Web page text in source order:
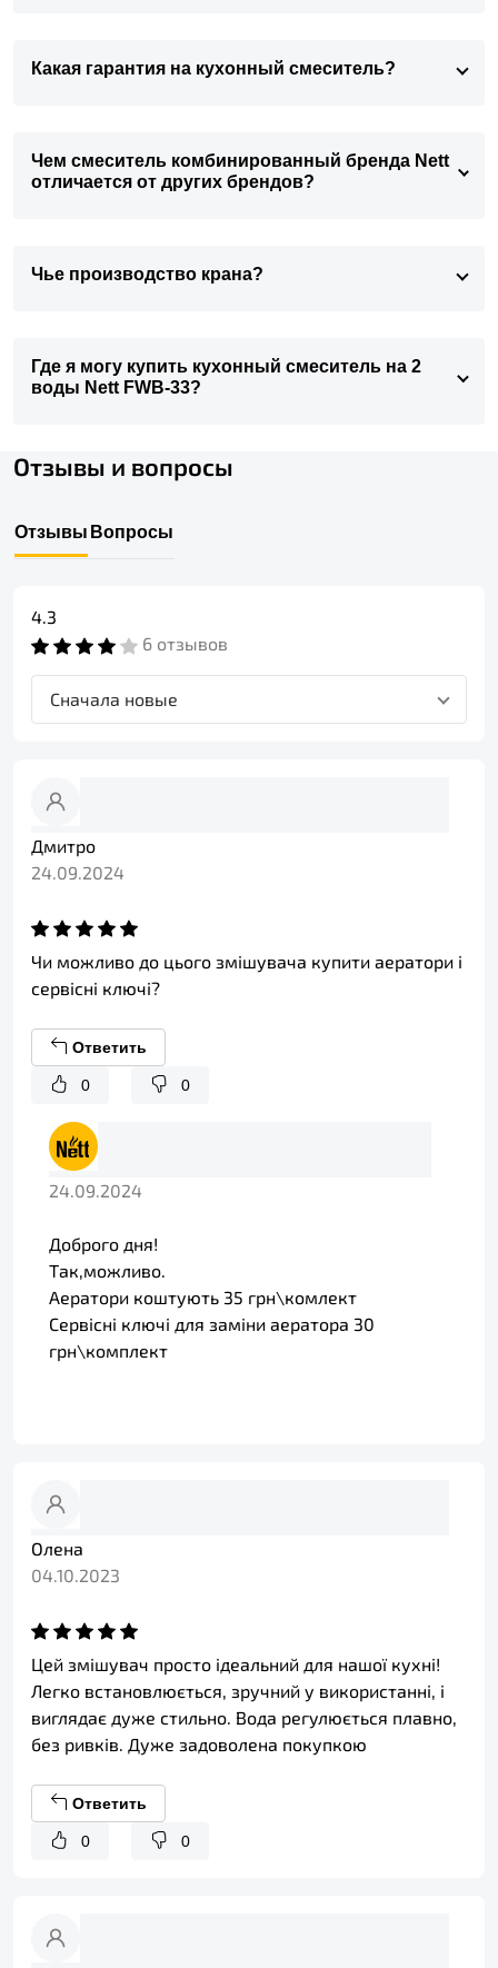
Какая гарантия на кухонный смеситель?
Чем смеситель комбинированный бренда Nett
отличается от других брендов?
Чье производство крана?
Где я могу купить кухонный смеситель на 2
воды Nett FWB-33?
Отзывы и вопросы
Отзывы Вопросы
4.3
6 отзывов
Сначала новые
Дмитро
24.09.2024
Чи можливо до цього змішувача купити аератори і
сервісні ключі?
Ответить
0 0
24.09.2024
Доброго дня!
Так,можливо.
Аератори коштують 35 грн\комлект
Сервісні ключі для заміни аератора 30
грн\комплект
Олена
04.10.2023
Цей змішувач просто ідеальний для нашої кухні!
Легко встановлюється, зручний у використанні, і
виглядає дуже стильно. Вода регулюється плавно,
без ривків. Дуже задоволена покупкою
Ответить
0 0